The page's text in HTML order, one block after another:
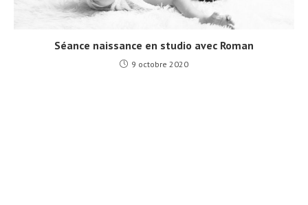
Séance naissance en studio avec Roman
9 octobre 2020